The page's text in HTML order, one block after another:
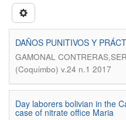
DAÑOS PUNITIVOS Y
GAMONAL
(Coquimbo) v.24 n.1 2017
Day laborers bolivian in the
case of nitrate office Maria